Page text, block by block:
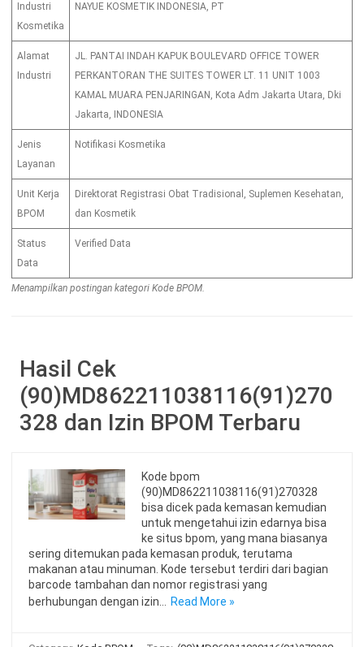
Industri
Kosmetika
NAYUE KOSMETIK INDONESIA, PT
Alamat
Industri
JL. PANTAI INDAH KAPUK BOULEVARD OFFICE TOWER
PERKANTORAN THE SUITES TOWER LT. 11 UNIT 1003
KAMAL MUARA PENJARINGAN, Kota Adm Jakarta Utara, Dki
Jakarta, INDONESIA
Jenis
Layanan
Notifikasi Kosmetika
Unit Kerja
BPOM
Direktorat Registrasi Obat Tradisional, Suplemen Kesehatan,
dan Kosmetik
Status
Data
Verified Data
Menampilkan postingan kategori Kode BPOM.
Hasil Cek
(90)MD862211038116(91)270
328 dan Izin BPOM Terbaru
Kode bpom
(90)MD862211038116(91)270328
bisa dicek pada kemasan kemudian
untuk mengetahui izin edarnya bisa
ke situs bpom, yang mana biasanya
sering ditemukan pada kemasan produk, terutama
makanan atau minuman. Kode tersebut terdiri dari bagian
barcode tambahan dan nomor registrasi yang
berhubungan dengan izin…
Read More »